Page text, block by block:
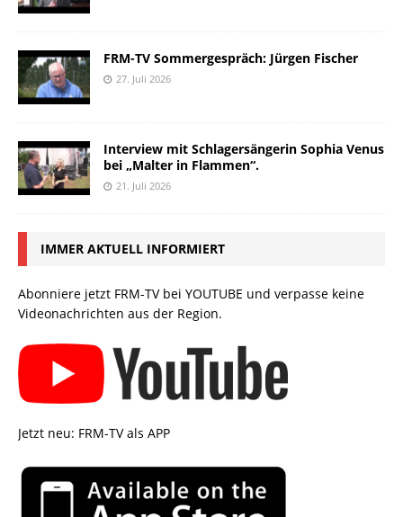
FRM-TV Sommergespräch: Jürgen Fischer
27. Juli 2026
Interview mit Schlagersängerin Sophia Venus
bei „Malter in Flammen“.
21. Juli 2026
IMMER AKTUELL INFORMIERT
Abonniere jetzt FRM-TV bei YOUTUBE und verpasse keine
Videonachrichten aus der Region.
Jetzt neu: FRM-TV als APP